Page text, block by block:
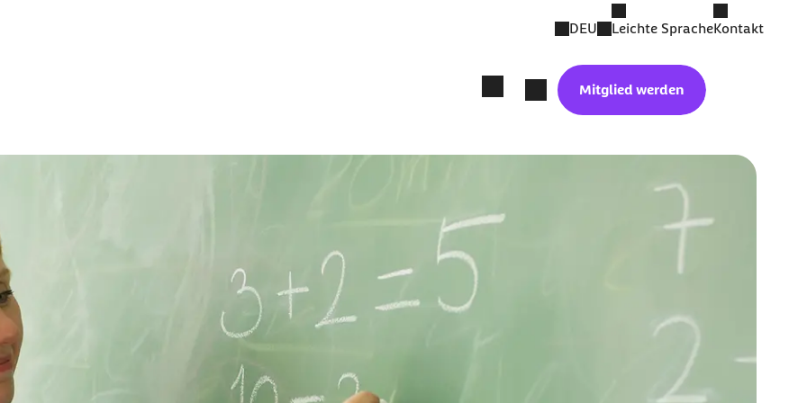
DEU Leichte SpracheKontakt
Mitglied werden